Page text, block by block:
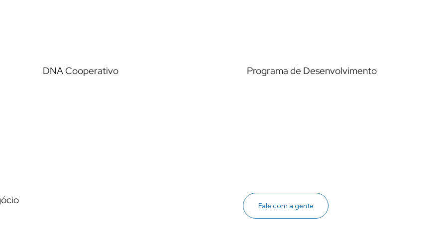
DNA Cooperativo Programa de Desenvolvimento
Fale com a gente